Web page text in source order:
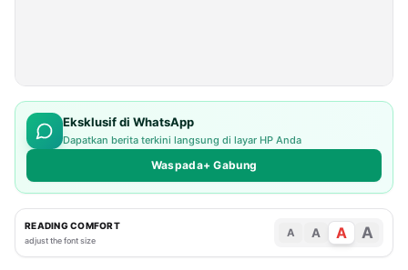
Eksklusif di WhatsApp
Dapatkan berita terkini langsung di layar HP Anda
Waspada+ Gabung
READING COMFORT
adjust the font size
A A A A